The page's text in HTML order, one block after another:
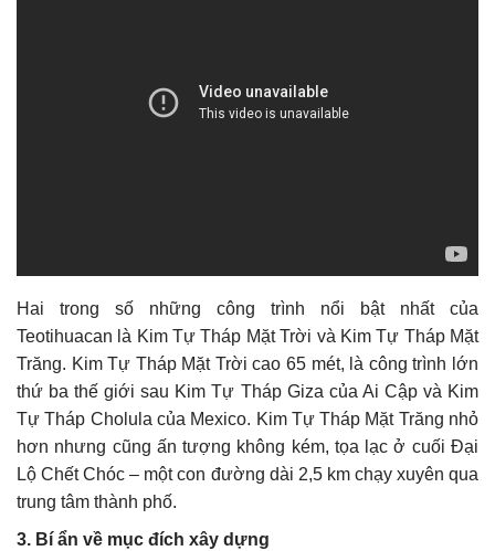
Hai trong số những công trình nổi bật nhất của
Teotihuacan là Kim Tự Tháp Mặt Trời và Kim Tự Tháp Mặt
Trăng. Kim Tự Tháp Mặt Trời cao 65 mét, là công trình lớn
thứ ba thế giới sau Kim Tự Tháp Giza của Ai Cập và Kim
Tự Tháp Cholula của Mexico. Kim Tự Tháp Mặt Trăng nhỏ
hơn nhưng cũng ấn tượng không kém, tọa lạc ở cuối Đại
Lộ Chết Chóc – một con đường dài 2,5 km chạy xuyên qua
trung tâm thành phố.
3. Bí ẩn về mục đích xây dựng